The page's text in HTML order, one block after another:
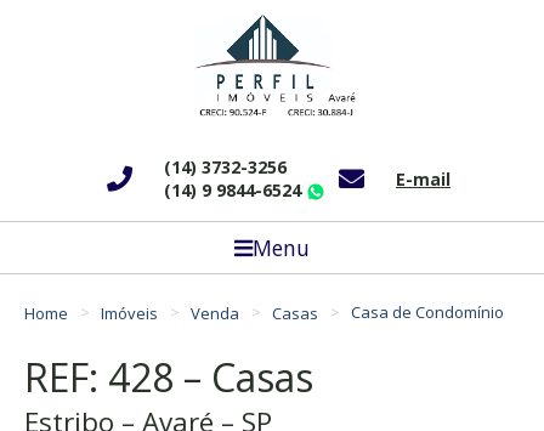
(14) 3732-3256
(14) 9 9844-6524
WhatsApp
E-mail
Menu
Home Imóveis Venda Casas Casa de Condomínio
REF: 428 – Casas
Estribo – Avaré – SP